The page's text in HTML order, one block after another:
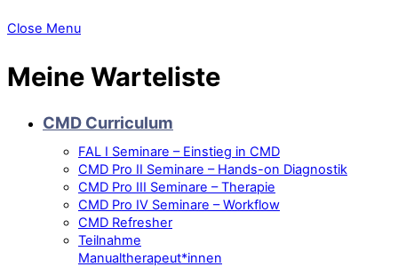
Close Menu
Meine Warteliste
CMD Curriculum
FAL I Seminare – Einstieg in CMD
CMD Pro II Seminare – Hands-on Diagnostik
CMD Pro III Seminare – Therapie
CMD Pro IV Seminare – Workflow
CMD Refresher
Teilnahme
Manualtherapeut*innen